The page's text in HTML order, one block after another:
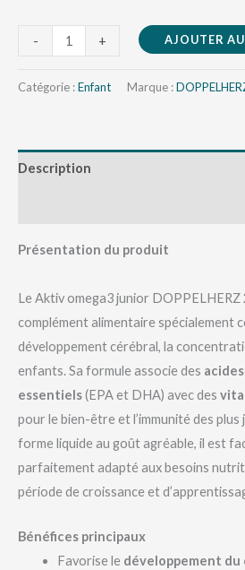
- + AJOUTER
Catégorie :Enfant Marque :
Description
Présentation du produit
Le Aktiv omega3 junior DOPPELHERZ
complément alimentaire spécialement
développement cérébral, la
enfants. Sa formule associe des
essentiels(EPA et DHA) avec des
pour le bien-être et l’immunité des
forme liquide au goût agréable, il est
parfaitement adapté aux besoins
période de croissance et
Bénéfices principaux
Favorise le développement du